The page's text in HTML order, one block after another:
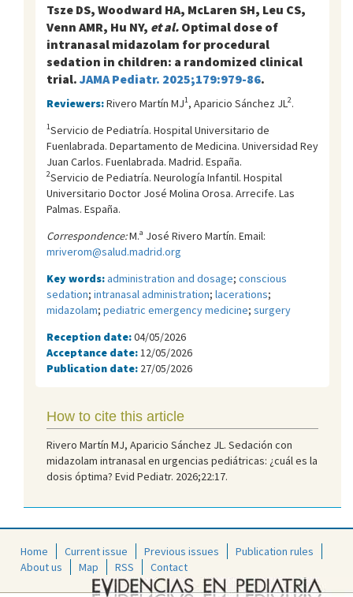
Tsze DS, Woodward HA, McLaren SH, Leu CS,
Venn AMR, Hu NY, et al. Optimal dose of
intranasal midazolam for procedural
sedation in children: a randomized clinical
trial. JAMA Pediatr. 2025;179:979-86.
Reviewers:Rivero Martín MJ1, Aparicio Sánchez JL 2.
1Servicio de Pediatría. Hospital Universitario de
Fuenlabrada. Departamento de Medicina. Universidad Rey
Juan Carlos. Fuenlabrada. Madrid. España.
2Servicio de Pediatría. Neurología Infantil. Hospital
Universitario Doctor José Molina Orosa. Arrecife. Las
Palmas. España.
Correspondence:M.ª José Rivero Martín. Email:
mriverom@salud.madrid.org
Key words:administration and dosage; conscious
sedation; intranasal administration; lacerations;
midazolam; pediatric emergency medicine; surgery
Reception date:04/05/2026
Acceptance date: 12/05/2026
Publication date: 27/05/2026
How to cite this article
Rivero Martín MJ, Aparicio Sánchez JL. Sedación con
midazolam intranasal en urgencias pediátricas: ¿cuál es la
dosis óptima? Evid Pediatr. 2026;22:17.
Home Current issue Previous issues
Publication rules
About us
Map RSS Contact